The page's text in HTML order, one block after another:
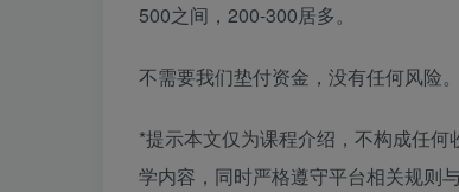
500之间，200-300居多。
不需要我们垫付资金，没有任何风险。
*提示本文仅为课程介绍，不构成任
学内容，同时严格遵守平台相关规则